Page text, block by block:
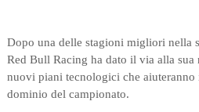
Dopo una delle stagioni migliori nella
Red Bull Racing ha dato il via alla sua
nuovi piani tecnologici che aiuteranno
dominio del campionato.